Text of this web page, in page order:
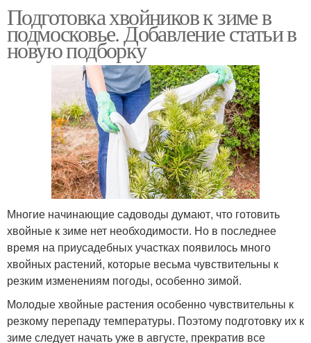
Подготовка хвойников к зиме в
подмосковье. Добавление статьи в
новую подборку
Многие начинающие садоводы думают, что готовить
хвойные к зиме нет необходимости. Но в последнее
время на приусадебных участках появилось много
хвойных растений, которые весьма чувствительны к
резким изменениям погоды, особенно зимой.
Молодые хвойные растения особенно чувствительны к
резкому перепаду температуры. Поэтому подготовку их к
зиме следует начать уже в августе, прекратив все